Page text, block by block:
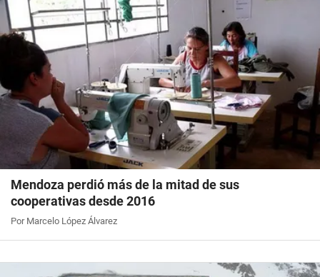
Mendoza perdió más de la mitad de sus
cooperativas desde 2016
Por Marcelo López Álvarez